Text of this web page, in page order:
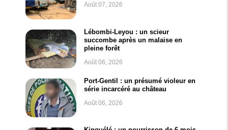
Août 07, 2026
Lébombi-Leyou : un scieur
succombe après un malaise en
pleine forêt
Août 06, 2026
Port-Gentil : un présumé violeur en
série incarcéré au château
Août 06, 2026